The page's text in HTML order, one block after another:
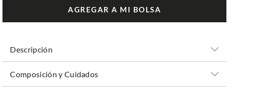
AGREGAR A MI BOLSA
Descripción
Composición y Cuidados